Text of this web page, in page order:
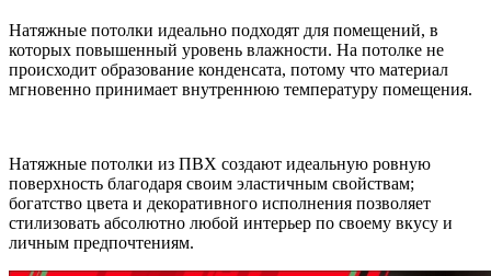
Натяжные потолки идеально подходят для помещений, в
которых повышенный уровень влажности. На потолке не
происходит образование конденсата, потому что материал
мгновенно принимает внутреннюю температуру помещения.
Натяжные потолки из ПВХ создают идеальную ровную
поверхность благодаря своим эластичным свойствам;
богатство цвета и декоративного исполнения позволяет
стилизовать абсолютно любой интерьер по своему вкусу и
личным предпочтениям.